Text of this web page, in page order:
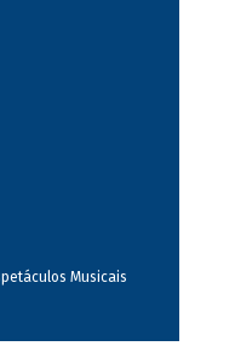
Musicais